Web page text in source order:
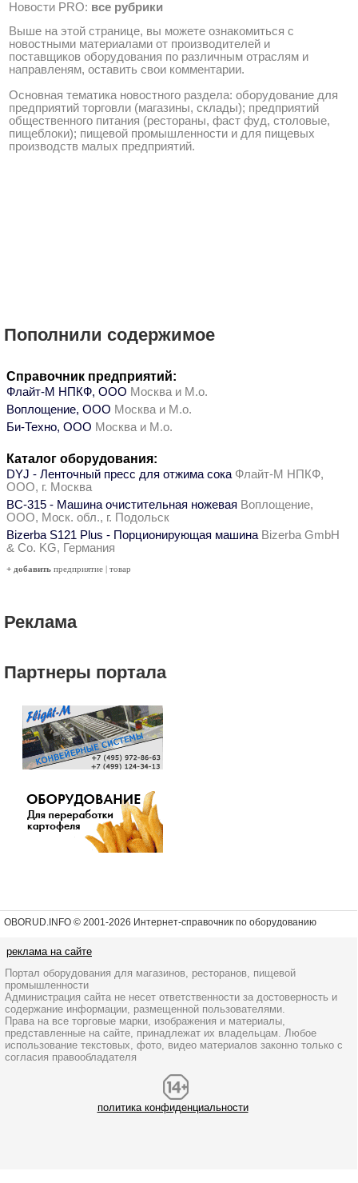
Новости PRO: все рубрики
Выше на этой странице, вы можете ознакомиться с
новостными материалами от производителей и
поставщиков оборудования по различным отраслям и
направленям, оставить свои комментарии.
Основная тематика новостного раздела: оборудование для
предприятий торговли (магазины, склады); предприятий
общественного питания (рестораны, фаст фуд, столовые,
пищеблоки); пищевой промышленности и для пищевых
производств малых предприятий.
Пополнили содержимое
Справочник предприятий:
Флайт-М НПКФ, ООО Москва и М.о.
Воплощение, ООО Москва и М.о.
Би-Техно, ООО Москва и М.о.
Каталог оборудования:
DYJ - Ленточный пресс для отжима сока Флайт-М НПКФ,
ООО, г. Москва
ВС-315 - Машина очистительная ножевая Воплощение,
ООО, Моск. обл., г. Подольск
Bizerba S121 Plus - Порционирующая машина Bizerba GmbH
& Co. KG, Германия
+ добавить предприятие | товар
Реклама
Партнеры портала
OBORUD.INFO © 2001-2026 Интернет-справочник по оборудованию
реклама на сайте
Портал оборудования для магазинов, ресторанов, пищевой
промышленности
Администрация сайта не несет ответственности за достоверность и
содержание информации, размещенной пользователями.
Права на все торговые марки, изображения и материалы,
представленные на сайте, принадлежат их владельцам. Любое
использование текстовых, фото, видео материалов законно только с
согласия правообладателя
политика конфиденциальности